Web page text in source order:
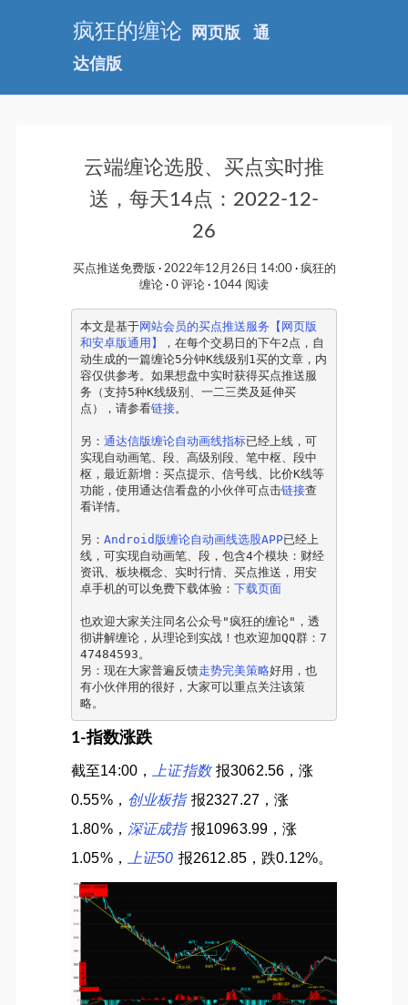
疯狂的缠论 网页版
通
达信版
云端缠论选股、买点实时推
送，每天14点：2022-12-
26
买点推送免费版 2022年12月26日 14:00
疯狂的
缠论
0 评论 1044 阅读
本文是基于网站会员的买点推送服务【网页版
和安卓版通用】
，在每个交易日的下午2点，自
动生成的一篇缠论5分钟K线级别1买的文章，内
容仅供参考。如果想盘中实时获得买点推送服
务（支持5种K线级别、一二三类及延伸买
点），请参看链接。
另：通达信版缠论自动画线指标已经上线，可
实现自动画笔、段、高级别段、笔中枢、段中
枢，最近新增：买点提示、信号线、比价K线等
功能，使用通达信看盘的小伙伴可点击链接查
看详情。
另：Android版缠论自动画线选股APP已经上
线，可实现自动画笔、段，包含4个模块：财经
资讯、板块概念、实时行情、买点推送，用安
卓手机的可以免费下载体验：下载页面
也欢迎大家关注同名公众号"疯狂的缠论"，透
彻讲解缠论，从理论到实战！也欢迎加QQ群：7
47484593。
另：现在大家普遍反馈走势完美策略好用，也
有小伙伴用的很好，大家可以重点关注该策
略。
1-指数涨跌
截至14:00， 上证指数 报3062.56，涨
0.55%， 创业板指 报2327.27，涨
1.80%， 深证成指 报10963.99，涨
1.05%，
上证50 报2612.85，跌0.12%。